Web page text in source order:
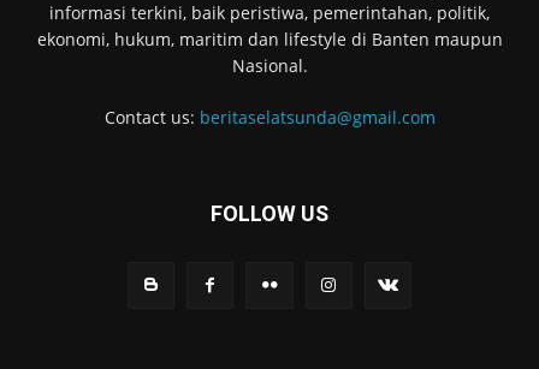
informasi terkini, baik peristiwa, pemerintahan, politik,
ekonomi, hukum, maritim dan lifestyle di Banten maupun
Nasional.
Contact us: beritaselatsunda@gmail.com
FOLLOW US